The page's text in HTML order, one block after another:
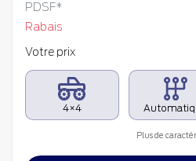
PDSF*
Rabais
Votre prix
4×4
Plus de